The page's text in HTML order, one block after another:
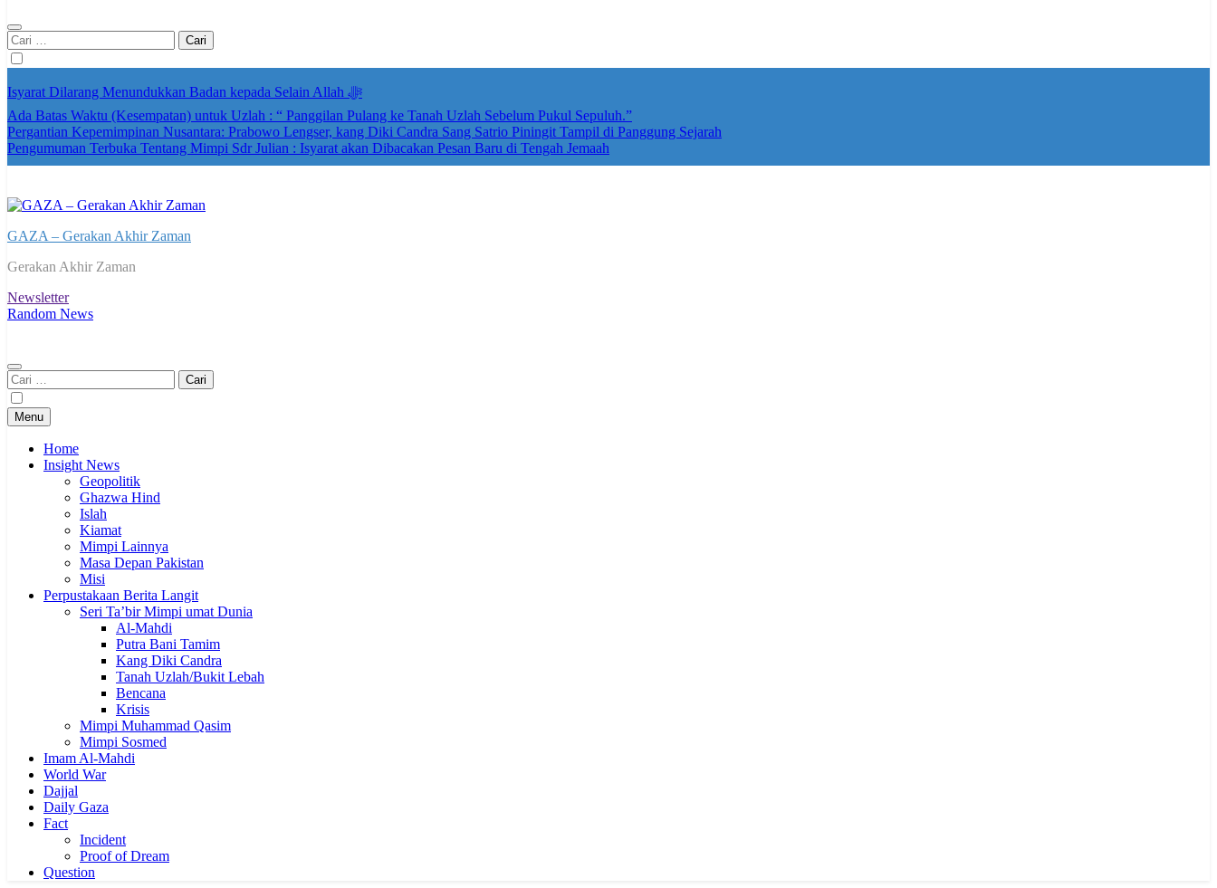
Cari
untuk:
Isyarat Dilarang Menundukkan Badan kepada Selain Allah ﷻ
Ada Batas Waktu (Kesempatan) untuk Uzlah : “ Panggilan Pulang ke Tanah Uzlah Sebelum Pukul Sepuluh.”
Pergantian Kepemimpinan Nusantara: Prabowo Lengser, kang Diki Candra Sang Satrio Piningit Tampil di Panggung Sejarah
Pengumuman Terbuka Tentang Mimpi Sdr Julian : Isyarat akan Dibacakan Pesan Baru di Tengah Jemaah
GAZA – Gerakan Akhir Zaman
Gerakan Akhir Zaman
Newsletter
Random News
Cari
untuk:
Menu
Home
Insight News
Geopolitik
Ghazwa Hind
Islah
Kiamat
Mimpi Lainnya
Masa Depan Pakistan
Misi
Perpustakaan Berita Langit
Seri Ta’bir Mimpi umat Dunia
Al-Mahdi
Putra Bani Tamim
Kang Diki Candra
Tanah Uzlah/Bukit Lebah
Bencana
Krisis
Mimpi Muhammad Qasim
Mimpi Sosmed
Imam Al-Mahdi
World War
Dajjal
Daily Gaza
Fact
Incident
Proof of Dream
Question